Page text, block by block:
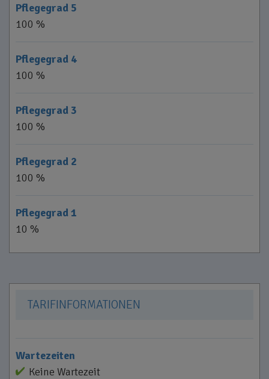
Pflegegrad 5
100 %
Pflegegrad 4
100 %
Pflegegrad 3
100 %
Pflegegrad 2
100 %
Pflegegrad 1
10 %
TARIFINFORMATIONEN
Wartezeiten
Keine Wartezeit